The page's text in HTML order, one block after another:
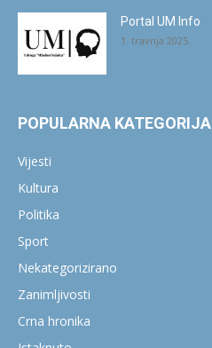
Portal UM Info
1. travnja 2025.
POPULARNA KATEGORIJA
Vijesti
Kultura
Politika
Sport
Nekategorizirano
Zanimljivosti
Crna hronika